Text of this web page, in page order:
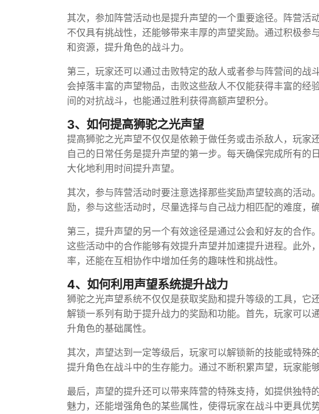
其次，参加阵营活动也是提升声望的一个重要途径。阵营
不仅具有挑战性，还能够带来丰厚的声望奖励。通过积极
和资源，提升角色的战斗力。
第三，玩家还可以通过击败特定的敌人或者参与阵营间的
会掉落丰富的声望物品，击败这些敌人不仅能获得丰富的经
间的对抗战斗，也能通过胜利获得高额声望积分。
3、如何提高狮驼之光声望
提高狮驼之光声望不仅仅是依赖于做任务或击杀敌人，玩家
自己的日常任务是提升声望的第一步。每天确保完成所有
大化地利用时间提升声望。
其次，参与阵营活动时要注意选择那些奖励声望较高的活
励，参与这些活动时，尽量选择与自己战力相匹配的难度，
第三，提升声望的另一个有效途径是通过公会和好友的合作
这些活动中的合作能够有效提升声望并加速提升进程。此外
率，还能在互相协作中增加任务的趣味性和挑战性。
4、如何利用声望系统提升战力
狮驼之光声望系统不仅仅是获取奖励和提升等级的工具，它
解锁一系列有助于提升战力的奖励和功能。首先，玩家可以
升角色的基础属性。
其次，声望达到一定等级后，玩家可以解锁新的技能或特
提升角色在战斗中的生存能力。通过不断积累声望，玩家能
最后，声望的提升还可以带来阵营的特殊支持，如提供独特
魅力，还能增强角色的某些属性，使得玩家在战斗中更具